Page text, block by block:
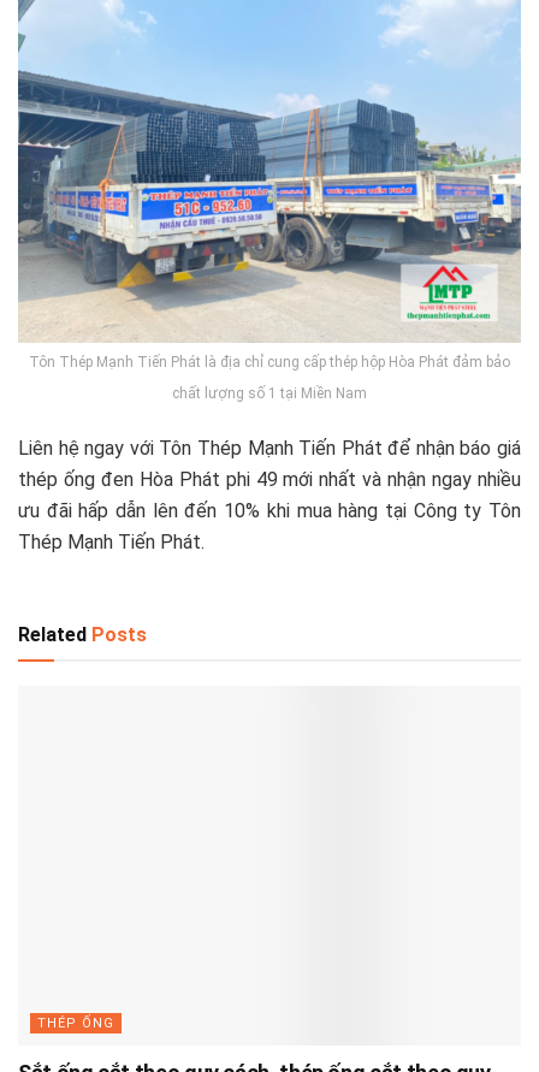
Tôn Thép Mạnh Tiến Phát là địa chỉ cung cấp thép hộp Hòa Phát đảm bảo
chất lượng số 1 tại Miền Nam
Liên hệ ngay với Tôn Thép Mạnh Tiến Phát để nhận báo giá
thép ống đen Hòa Phát phi 49 mới nhất và nhận ngay nhiều
ưu đãi hấp dẫn lên đến 10% khi mua hàng tại Công ty Tôn
Thép Mạnh Tiến Phát.
Related Posts
THÉP ỐNG